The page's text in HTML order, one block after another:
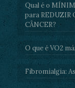
Qual é o
para REDUZIR
CÂNCER?
O que é VO2
Fibromialgia: